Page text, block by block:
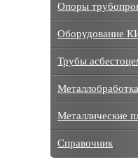
Опоры
Оборудование
Трубы
Металлобработка
Металлические
Справочник